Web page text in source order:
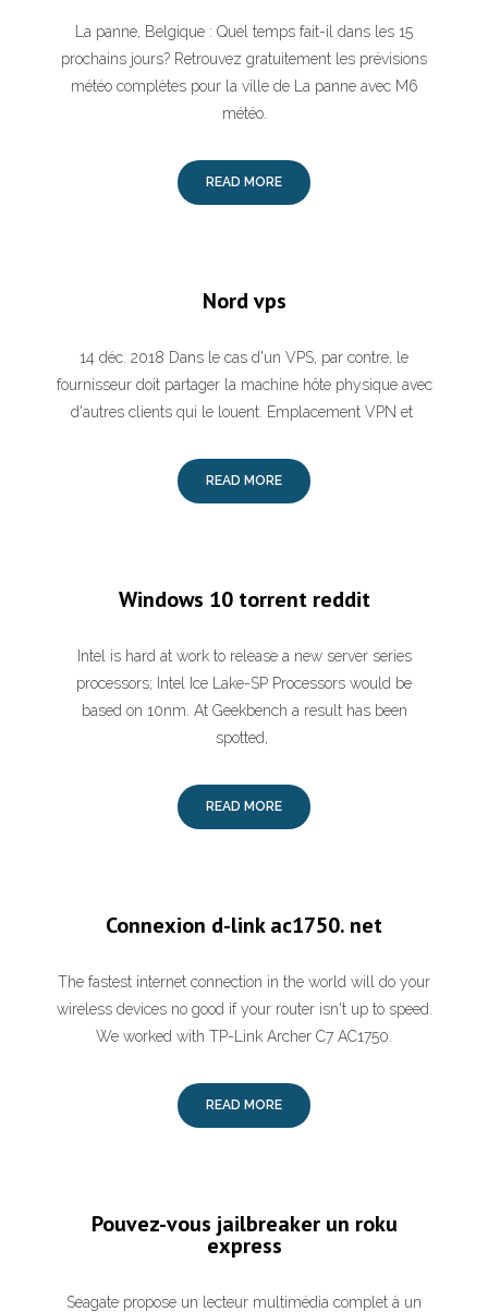
La panne, Belgique : Quel temps fait-il dans les 15
prochains jours? Retrouvez gratuitement les prévisions
météo complètes pour la ville de La panne avec M6
météo.
READ MORE
Nord vps
14 déc. 2018 Dans le cas d'un VPS, par contre, le
fournisseur doit partager la machine hôte physique avec
d'autres clients qui le louent. Emplacement VPN et
READ MORE
Windows 10 torrent reddit
Intel is hard at work to release a new server series
processors; Intel Ice Lake-SP Processors would be
based on 10nm. At Geekbench a result has been
spotted,
READ MORE
Connexion d-link ac1750. net
The fastest internet connection in the world will do your
wireless devices no good if your router isn't up to speed.
We worked with TP-Link Archer C7 AC1750.
READ MORE
Pouvez-vous jailbreaker un roku
express
Seagate propose un lecteur multimédia complet à un